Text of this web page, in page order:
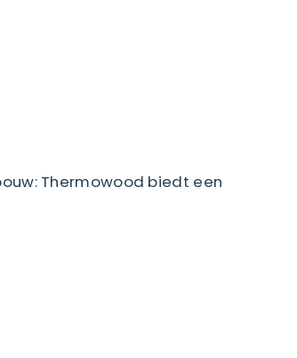
Thermowood biedt een